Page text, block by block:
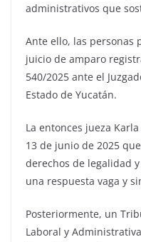
administrativos que
Ante ello, las personas
juicio de amparo
540/2025 ante el
Estado de Yucatán.
La entonces jueza
13 de junio de 2025
derechos de legalidad
una respuesta vaga y
Posteriormente, un
Laboral y